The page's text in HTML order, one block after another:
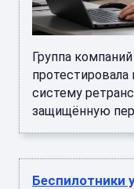
Группа
систему
защищённую
Беспилотники